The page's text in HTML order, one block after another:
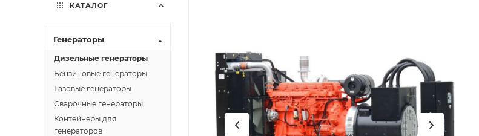
КАТАЛОГ
Генераторы
Дизельные генераторы
Бензиновые генераторы
Газовые генераторы
Сварочные генераторы
Контейнеры для
генераторов